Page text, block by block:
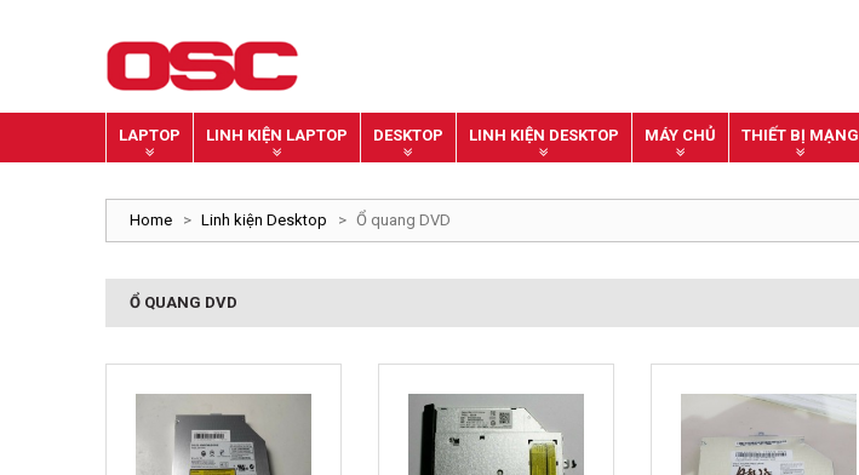
LAPTOP LINH KIỆN LAPTOP DESKTOP LINH KIỆN DESKTOP MÁY CHỦ THIẾT BỊ MẠNG
Home > Linh kiện Desktop > Ổ quang DVD
Ổ QUANG DVD